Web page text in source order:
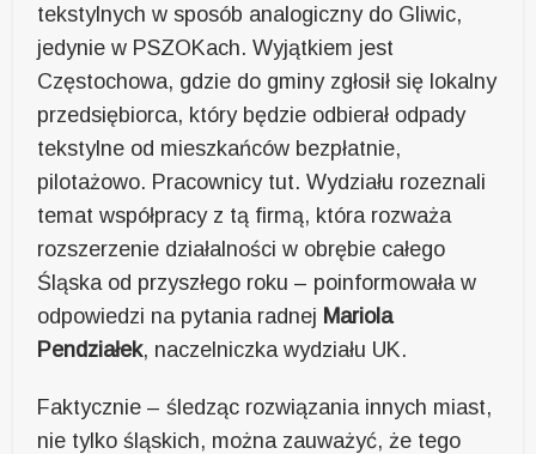
tekstylnych w sposób analogiczny do Gliwic,
jedynie w PSZOKach. Wyjątkiem jest
Częstochowa, gdzie do gminy zgłosił się lokalny
przedsiębiorca, który będzie odbierał odpady
tekstylne od mieszkańców bezpłatnie,
pilotażowo. Pracownicy tut. Wydziału rozeznali
temat współpracy z tą firmą, która rozważa
rozszerzenie działalności w obrębie całego
Śląska od przyszłego roku – poinformowała w
odpowiedzi na pytania radnej Mariola
Pendziałek, naczelniczka wydziału UK.
Faktycznie – śledząc rozwiązania innych miast,
nie tylko śląskich, można zauważyć, że tego